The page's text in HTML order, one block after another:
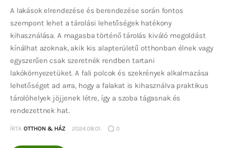
A lakások elrendezése és berendezése során fontos
szempont lehet a tárolási lehetőségek hatékony
kihasználása. A magasba történő tárolás kiváló megoldást
kínálhat azoknak, akik kis alapterületű otthonban élnek vagy
egyszerűen csak szeretnék rendben tartani
lakókörnyezetüket. A fali polcok és szekrények alkalmazása
lehetőséget ad arra, hogy a falakat is kihasználva praktikus
tárolóhelyek jöjjenek létre, így a szoba tágasnak és
rendezettnek hat.
ÍRTA OTTHON & HÁZ 2024.08.01. 0